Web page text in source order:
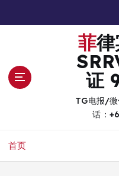
菲律宾 SIRV
证
TG电报/
话：
首页